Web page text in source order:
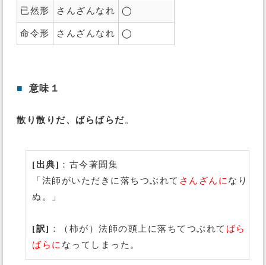
已然形 さんざんなれ ◯
命令形 さんざんなれ ◯
■ 意味１
散り散りだ、ばらばらだ。
[出典] ：古今著聞集
「法師がいただきに落ちつぶれて さんざんに なり
ぬ。」
[訳] ：（柿が）法師の頭上に落ちてつぶれて ばら
ばらに なってしまった。